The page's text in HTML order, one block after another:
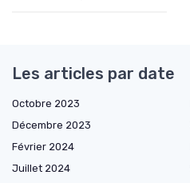
Les articles par date
Octobre 2023
Décembre 2023
Février 2024
Juillet 2024